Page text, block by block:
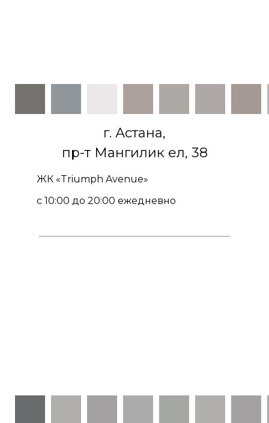
г. Астана,
пр-т Мангилик ел, 38
ЖК «Triumph Avenue»
с 10:00 до 20:00 ежедневно